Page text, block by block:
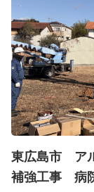
東広島市 ア
補強工事 病